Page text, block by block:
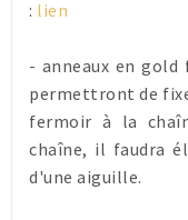
: lien
- anneaux en
permettront de
fermoir à la
chaîne, il faudra
d'une aiguille.